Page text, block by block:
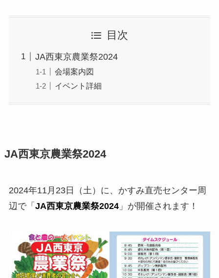
目次
JA西東京農業祭2024
会場案内図
イベント詳細
JA西東京農業祭2024
2024年11月23日（土）に、かすみ直売センター周
辺で「 JA西東京農業祭2024」が開催されます！